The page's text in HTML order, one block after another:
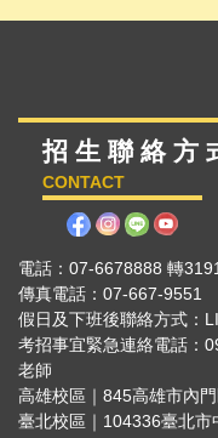
招 生 聯 絡 方
CONTACT
電話：07-6678888 轉
傳真電話：07-667-9551
假日及下班後聯絡方式：
考招事宜緊急連絡電話：
老師
高雄校區｜845高雄市內
臺北校區｜104336臺北市